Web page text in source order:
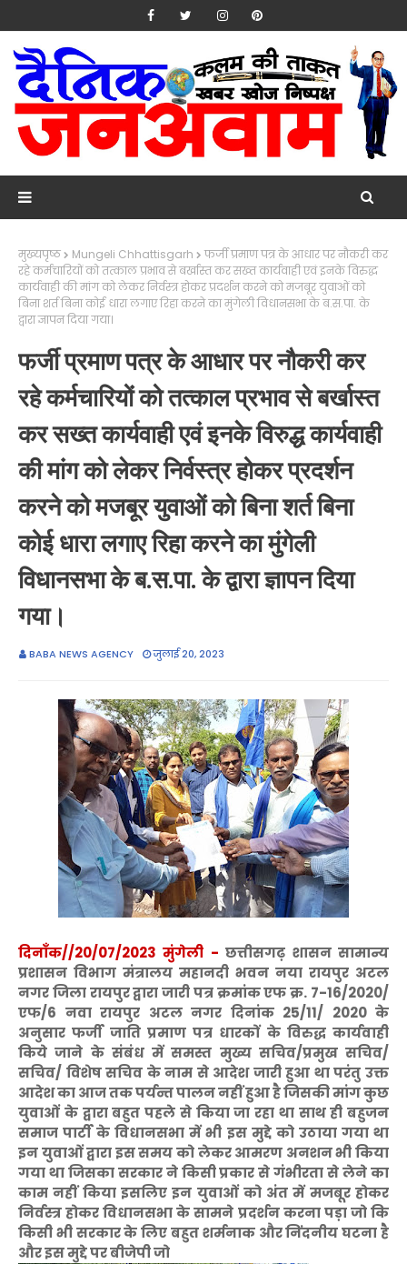
मुख्यपृष्ठ Mungeli Chhattisgarh
फर्जी प्रमाण पत्र के आधार पर नौकरी कर
रहे कर्मचारियों को तत्काल प्रभाव से बर्खास्त कर सख्त कार्यवाही एवं इनके विरुद्ध
कार्यवाही की मांग को लेकर निर्वस्त्र होकर प्रदर्शन करने को मजबूर युवाओं को
बिना शर्त बिना कोई धारा लगाए रिहा करने का मुंगेली विधानसभा के ब.स.पा. के
द्वारा ज्ञापन दिया गया।
फर्जी प्रमाण पत्र के आधार पर नौकरी कर
रहे कर्मचारियों को तत्काल प्रभाव से बर्खास्त
कर सख्त कार्यवाही एवं इनके विरुद्ध कार्यवाही
की मांग को लेकर निर्वस्त्र होकर प्रदर्शन
करने को मजबूर युवाओं को बिना शर्त बिना
कोई धारा लगाए रिहा करने का मुंगेली
विधानसभा के ब.स.पा. के द्वारा ज्ञापन दिया
गया।
BABA NEWS AGENCY जुलाई 20, 2023
दिनाँक//20/07/2023 मुंगेली -छत्तीसगढ़ शासन सामान्य
प्रशासन विभाग मंत्रालय महानदी भवन नया रायपुर अटल
नगर जिला रायपुर द्वारा जारी पत्र क्रमांक एफ क्र. 7-16/2020/
एफ/6 नवा रायपुर अटल नगर दिनांक 25/11/ 2020 के
अनुसार फर्जी जाति प्रमाण पत्र धारकों के विरुद्ध कार्यवाही
किये जाने के संबंध में समस्त मुख्य सचिव/प्रमुख सचिव/
सचिव/ विशेष सचिव के नाम से आदेश जारी हुआ था परंतु उक्त
आदेश का आज तक पर्यन्त पालन नहीं हुआ है जिसकी मांग कुछ
युवाओं के द्वारा बहुत पहले से किया जा रहा था साथ ही बहुजन
समाज पार्टी के विधानसभा में भी इस मुद्दे को उठाया गया था
इन युवाओं द्वारा इस समय को लेकर आमरण अनशन भी किया
गया था जिसका सरकार ने किसी प्रकार से गंभीरता से लेने का
काम नहीं किया इसलिए इन युवाओं को अंत में मजबूर होकर
निर्वस्त्र होकर विधानसभा के सामने प्रदर्शन करना पड़ा जो कि
किसी भी सरकार के लिए बहुत शर्मनाक और निंदनीय घटना है
और इस मुद्दे पर बीजेपी जो